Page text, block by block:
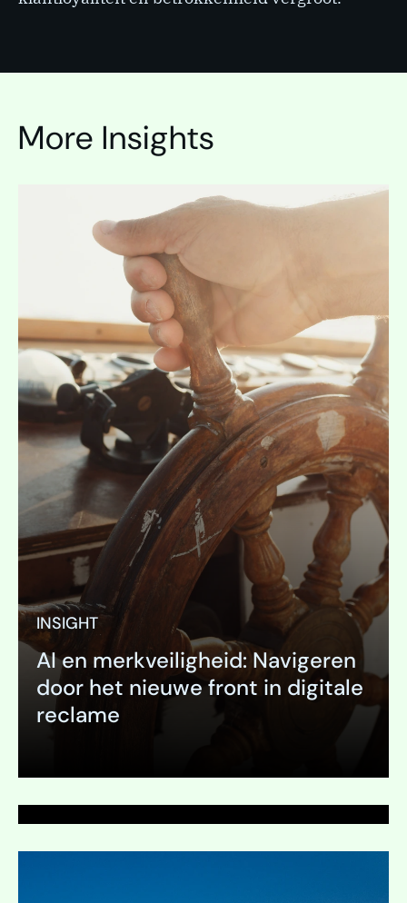
More Insights
INSIGHT
AI en merkveiligheid: Navigeren
door het nieuwe front in digitale
reclame
Uitklappen
PAGINA
Naamgeving